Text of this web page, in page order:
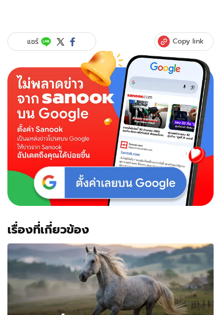
แชร์ Copy link
เรื่องที่เกี่ยวข้อง